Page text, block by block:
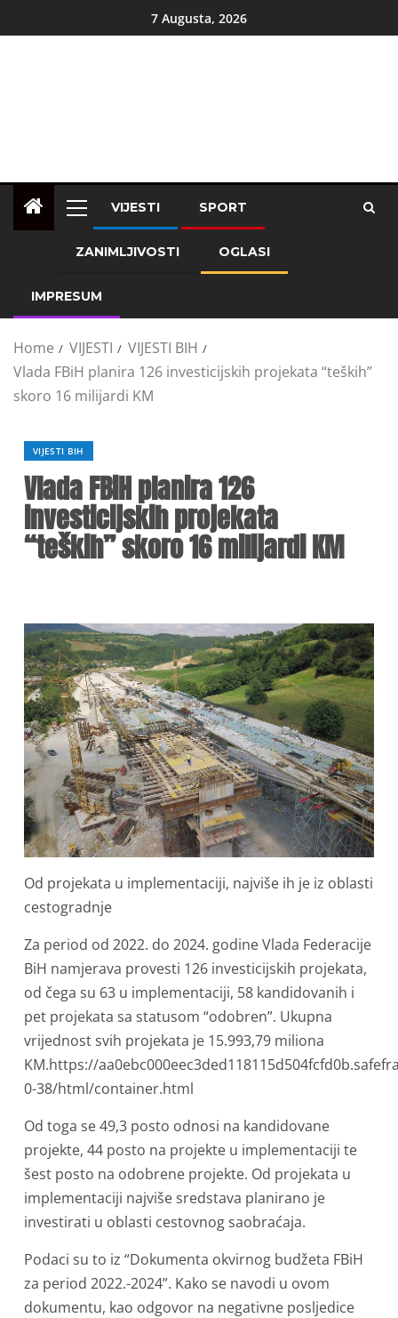
7 Augusta, 2026
VIJESTI SPORT
ZANIMLJIVOSTI OGLASI
IMPRESUM
Home VIJESTI
VIJESTI BIH
Vlada FBiH planira 126 investicijskih projekata “teških”
skoro 16 milijardi KM
VIJESTI BIH
Vlada FBiH planira 126
investicijskih projekata
“teških” skoro 16 milijardi KM
Od projekata u implementaciji, najviše ih je iz oblasti
cestogradnje
Za period od 2022. do 2024. godine Vlada Federacije
BiH namjerava provesti 126 investicijskih projekata,
od čega su 63 u implementaciji, 58 kandidovanih i
pet projekata sa statusom “odobren”. Ukupna
vrijednost svih projekata je 15.993,79 miliona
KM.https://
0-38/html/container.html
Od toga se 49,3 posto odnosi na kandidovane
projekte, 44 posto na projekte u implementaciji te
šest posto na odobrene projekte. Od projekata u
implementaciji najviše sredstava planirano je
investirati u oblasti cestovnog saobraćaja.
Podaci su to iz “Dokumenta okvirnog budžeta FBiH
za period 2022.-2024”. Kako se navodi u ovom
dokumentu, kao odgovor na negativne posljedice